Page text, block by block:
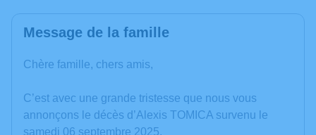
Message de la famille
Chère famille, chers amis,
C’est avec une grande tristesse que nous vous
annonçons le décès d’Alexis TOMICA survenu le
samedi 06 septembre 2025.